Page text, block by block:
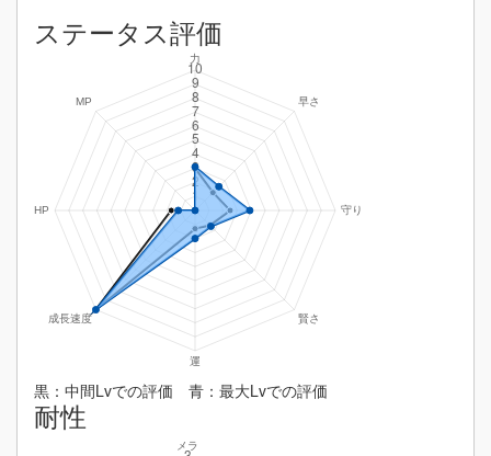
ステータス評価
黒：中間Lvでの評価 青：最大Lvでの評価
耐性